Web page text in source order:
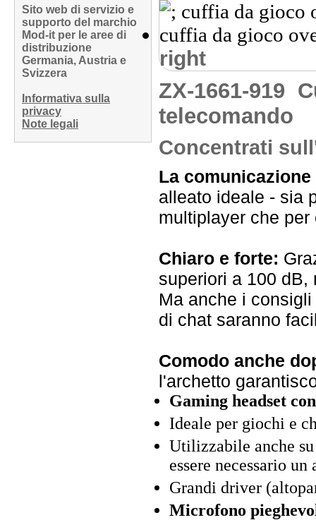
Sito web di servizio e
supporto del marchio
Mod-it per le aree di
distribuzione
Germania, Austria e
Svizzera
Informativa sulla
privacy
Note legali
right
ZX-1661-919
telecomando
Concentrati
La
alleato ideale - sia
multiplayer che
Chiaro e forte:
superiori a 100
Ma anche i
di chat saranno
Comodo anche
l'archetto
Gaming headset
Ideale per giochi e
Utilizzabile anche
essere necessario
Grandi driver
Microfono